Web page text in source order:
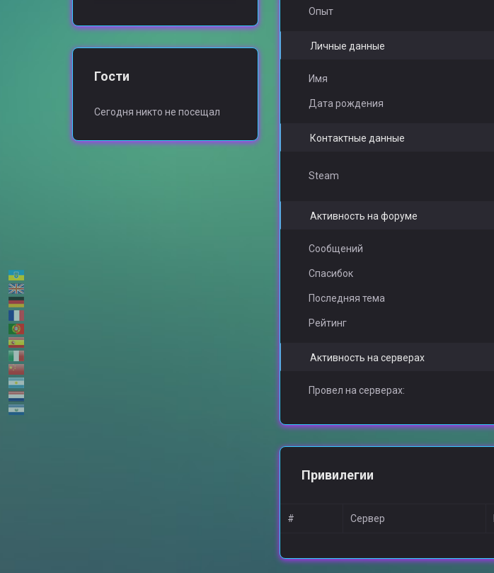
Гости
Сегодня никто не посещал
Опыт
Личные данные
Имя
Дата рождения
Контактные данные
Steam
Активность на форуме
Сообщений
Спасибок
Последняя тема
Рейтинг
Активность на серверах
Провел на серверах:
Привилегии
# Сервер